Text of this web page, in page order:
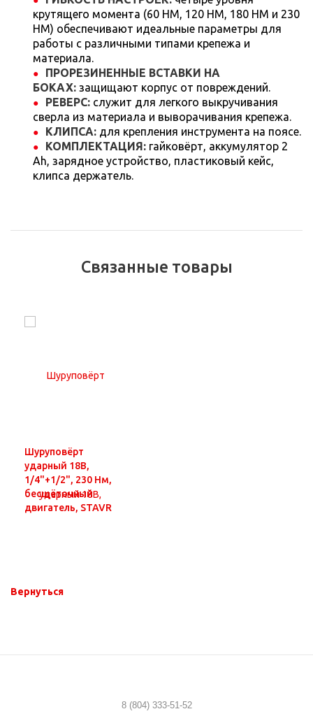
крутящего момента (60 НМ, 120 НМ, 180 НМ и 230
НМ) обеспечивают идеальные параметры для
работы с различными типами крепежа и
материала.
ПРОРЕЗИНЕННЫЕ ВСТАВКИ НА
БОКАХ: защищают корпус от повреждений.
РЕВЕРС: служит для легкого выкручивания
сверла из материала и выворачивания крепежа.
КЛИПСА: для крепления инструмента на поясе.
КОМПЛЕКТАЦИЯ: гайковёрт, аккумулятор 2
Аh, зарядное устройство, пластиковый кейс,
клипса держатель.
Связанные товары
Шуруповёрт
ударный 18В,
1/4"+1/2", 230 Нм,
бесщёточный
двигатель, STAVR
Вернуться
8 (804) 333-51-52